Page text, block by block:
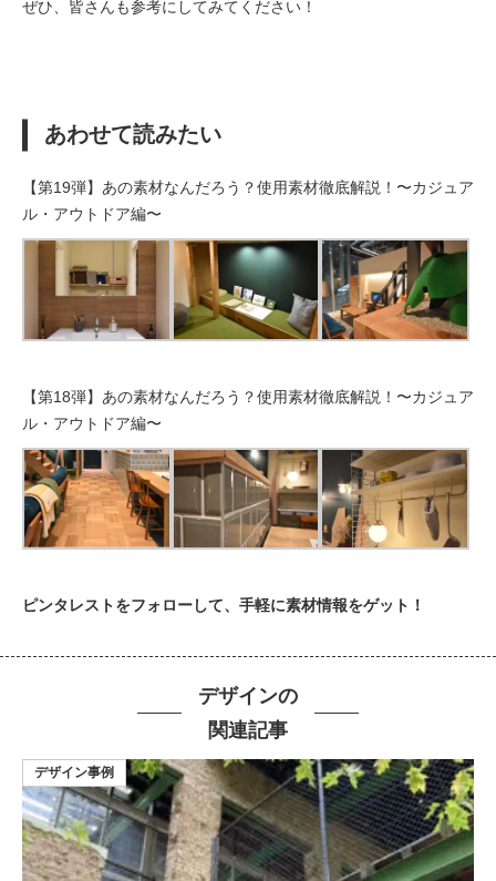
ぜひ、皆さんも参考にしてみてください！
あわせて読みたい
【第19弾】あの素材なんだろう？使用素材徹底解説！〜カジュア
ル・アウトドア編〜
【第18弾】あの素材なんだろう？使用素材徹底解説！〜カジュア
ル・アウトドア編〜
ピンタレストをフォローして、手軽に素材情報をゲット！
デザインの
関連記事
デザイン事例